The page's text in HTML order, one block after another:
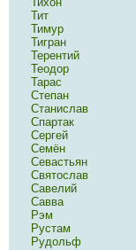
Тит
Тимур
Тигран
Терентий
Теодор
Тарас
Степан
Станислав
Спартак
Сергей
Семён
Севастьян
Святослав
Савелий
Савва
Рэм
Рустам
Рудольф